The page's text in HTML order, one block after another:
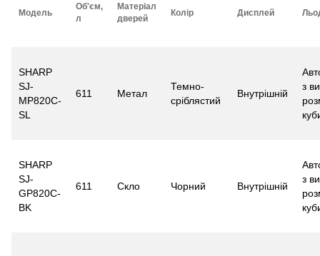
Модель
Об'єм,
л
Матеріал
дверей
Колір Дисплей
SHARP
SJ-
MP820C-
SL
611 Метал
Темно-
сріблястий
Внутрішній
з
SHARP
SJ-
GP820C-
BK
611 Скло Чорний Внутрішній
з